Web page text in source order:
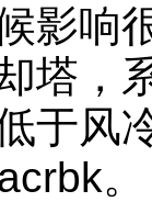
影响
塔，
于风
。